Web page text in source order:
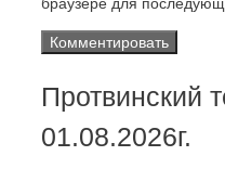
Протвинский
01.08.2026г.